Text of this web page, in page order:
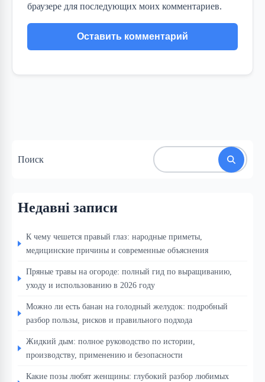
браузере для последующих моих комментариев.
Поиск
Недавні записи
К чему чешется правый глаз: народные приметы,
медицинские причины и современные объяснения
Пряные травы на огороде: полный гид по выращиванию,
уходу и использованию в 2026 году
Можно ли есть банан на голодный желудок: подробный
разбор пользы, рисков и правильного подхода
Жидкий дым: полное руководство по истории,
производству, применению и безопасности
Какие позы любят женщины: глубокий разбор любимых